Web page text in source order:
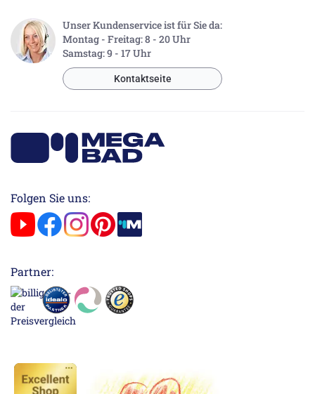
Unser Kundenservice ist für Sie da:
Montag - Freitag: 8 - 20 Uhr
Samstag: 9 - 17 Uhr
Kontaktseite
Folgen Sie uns:
Partner: